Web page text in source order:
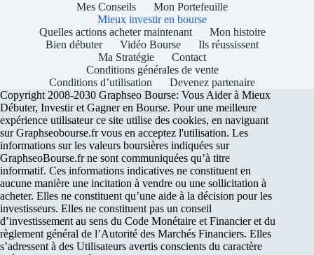
Mes Conseils
Mon Portefeuille
Mieux investir en bourse
Quelles actions acheter maintenant
Mon histoire
Bien débuter
Vidéo Bourse
Ils réussissent
Ma Stratégie
Contact
Conditions générales de vente
Conditions d’utilisation
Devenez partenaire
Copyright 2008-2030 Graphseo Bourse: Vous Aider à Mieux
Débuter, Investir et Gagner en Bourse. Pour une meilleure
expérience utilisateur ce site utilise des cookies, en naviguant
sur Graphseobourse.fr vous en acceptez l'utilisation. Les
informations sur les valeurs boursières indiquées sur
GraphseoBourse.fr ne sont communiquées qu’à titre
informatif. Ces informations indicatives ne constituent en
aucune manière une incitation à vendre ou une sollicitation à
acheter. Elles ne constituent qu’une aide à la décision pour les
investisseurs. Elles ne constituent pas un conseil
d’investissement au sens du Code Monétaire et Financier et du
règlement général de l’Autorité des Marchés Financiers. Elles
s’adressent à des Utilisateurs avertis conscients du caractère